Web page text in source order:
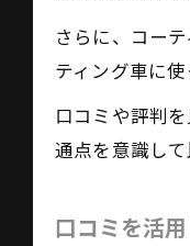
さらに、コー
ティング車に
口コミや評判
通点を意識し
口コミを活